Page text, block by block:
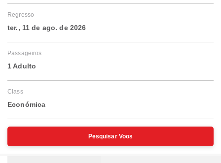
Regresso
ter., 11 de ago. de 2026
Passageiros
1 Adulto
Class
Económica
Pesquisar Voos